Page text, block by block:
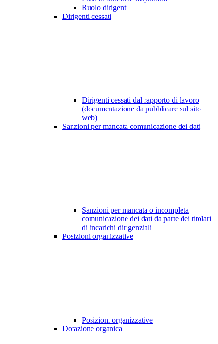
Ruolo dirigenti
Dirigenti cessati
Dirigenti cessati dal rapporto di lavoro
(documentazione da pubblicare sul sito
web)
Sanzioni per mancata comunicazione dei dati
Sanzioni per mancata o incompleta
comunicazione dei dati da parte dei titolari
di incarichi dirigenziali
Posizioni organizzative
Posizioni organizzative
Dotazione organica